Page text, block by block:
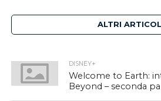
ALTRI
DISNEY+
Welcome to Earth:
Beyond – seconda